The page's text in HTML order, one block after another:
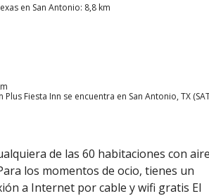
en San Antonio: 8,8 km
Fiesta Inn se encuentra en San Antonio, TX
de las 60 habitaciones con aire
los momentos de ocio, tienes un
a Internet por cable y wifi gratis El